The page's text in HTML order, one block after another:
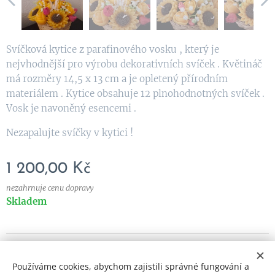
Svíčková kytice z parafinového vosku , který je
nejvhodnější pro výrobu dekorativních svíček . Květináč
má rozměry 14,5 x 13 cm a je opletený přírodním
materiálem . Kytice obsahuje 12 plnohodnotných svíček .
Vosk je navoněný esencemi .
Nezapalujte svíčky v kytici !
1 200,00 Kč
nezahrnuje cenu dopravy
Skladem
Používáme cookies, abychom zajistili správné fungování a